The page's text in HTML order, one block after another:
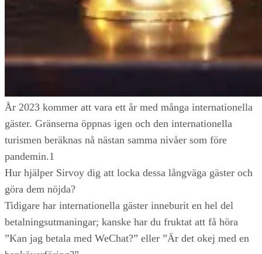
År 2023 kommer att vara ett år med många internationella
gäster. Gränserna öppnas igen och den internationella
turismen beräknas nå nästan samma nivåer som före
pandemin.1
Hur hjälper Sirvoy dig att locka dessa långväga gäster och
göra dem nöjda?
Tidigare har internationella gäster inneburit en hel del
betalningsutmaningar; kanske har du fruktat att få höra
”Kan jag betala med WeChat?” eller ”Är det okej med en